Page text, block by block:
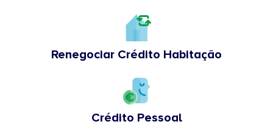
Renegociar Crédito Habitação
Crédito Pessoal